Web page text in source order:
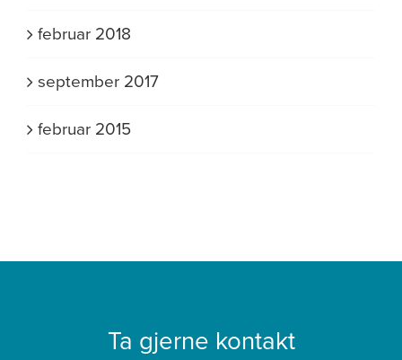
februar 2018
september 2017
februar 2015
Ta gjerne kontakt